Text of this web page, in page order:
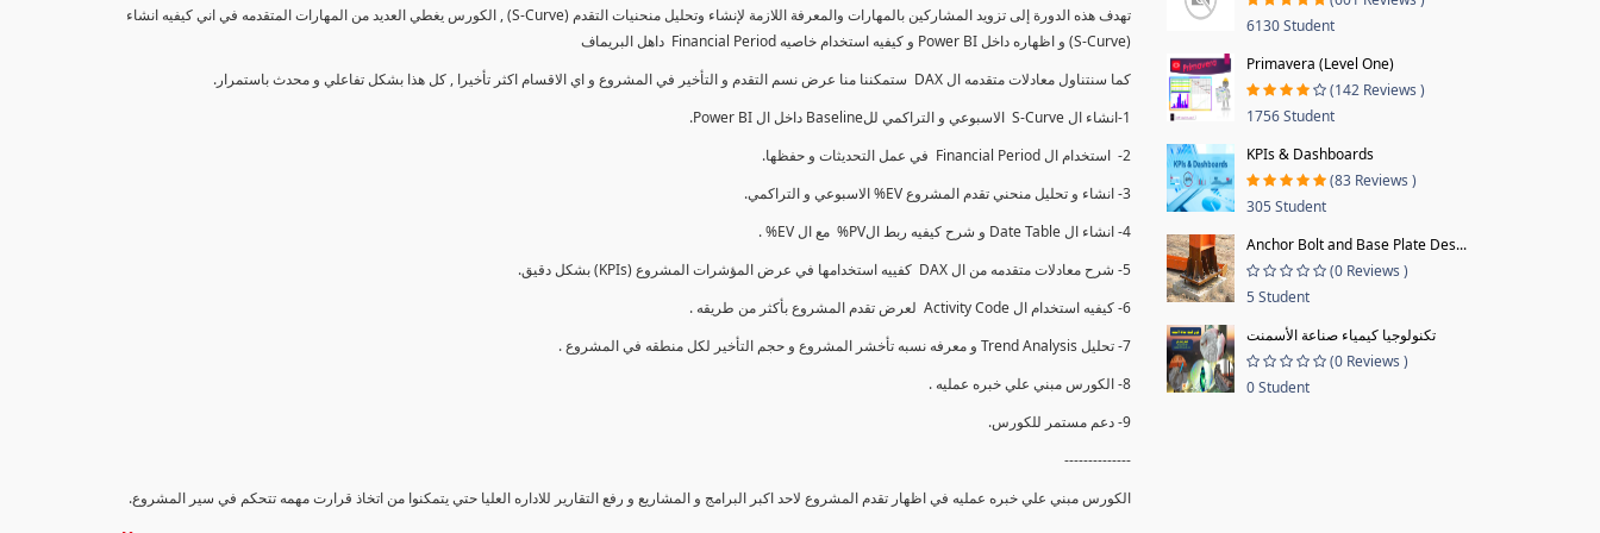
تهدف هذه الدورة إلى تزويد المشاركين بالمهارات والمعرفة اللازمة لإنشاء وتحليل منحنيات التقدم (S-Curve) , الكورس يغطي العديد من المهارات المتقدمه في اني كيفيه انشاء
(S-Curve) و اظهاره داخل Power BI و كيفيه استخدام خاصيه Financial Period داهل البريماف
كما سنتناول معادلات متقدمه ال DAX ستمكننا منا عرض نسم التقدم و التأخير في المشروع و اي الاقسام اكثر تأخيرا , كل هذا بشكل تفاعلي و محدث باستمرار.
1-انشاء ال S-Curve الاسبوعي و التراكمي للBaseline داخل ال Power BI.
2- استخدام ال Financial Period في عمل التحديثات و حفظها.
3- انشاء و تحليل منحني تقدم المشروع EV% الاسبوعي و التراكمي.
4- انشاء ال Date Table و شرح كيفيه ربط الPV% مع ال EV% .
5- شرح معادلات متقدمه من ال DAX كفييه استخدامها في عرض المؤشرات المشروع (KPIs) بشكل دقيق.
6- كيفيه استخدام ال Activity Code لعرض تقدم المشروع بأكثر من طريقه .
7- تحليل Trend Analysis و معرفه نسبه تأخشر المشروع و حجم التأخير لكل منطقه في المشروع .
8- الكورس مبني علي خبره عمليه .
9- دعم مستمر للكورس.
--------------
الكورس مبني علي خبره عمليه في اظهار تقدم المشروع لاحد اكبر البرامج و المشاريع و رفع التقارير للاداره العليا حتي يتمكنوا من اتخاذ قرارت مهمه تتحكم في سير المشروع.
6130 Student
Primavera (Level One)
(142 Reviews )
1756 Student
KPIs & Dashboards
(83 Reviews )
305 Student
Anchor Bolt and Base Plate Des...
(0 Reviews )
5 Student
تكنولوجيا كيمياء صناعة الأسمنت
(0 Reviews )
0 Student